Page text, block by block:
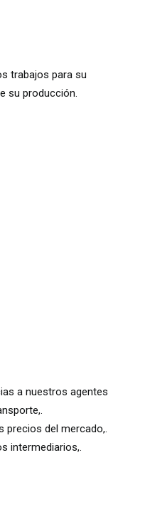
trabajos para su
su producción.
a nuestros agentes
precios del mercado,.
intermediarios,.